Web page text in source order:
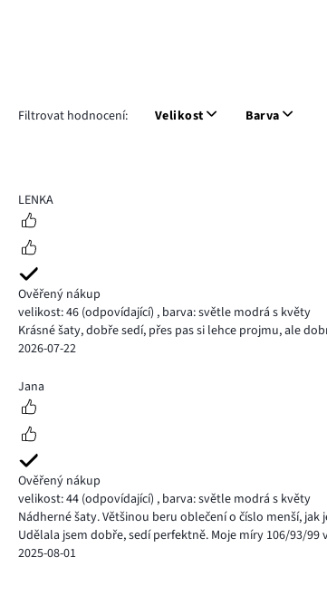
Filtrovat hodnocení: Velikost Barva
5LENKA
Ověřený nákup
velikost: 46 (odpovídající) , barva: světle modrá s květy
Krásné šaty, dobře sedí, přes pas si lehce projmu, ale
2026-07-22
5
Jana
Ověřený nákup
velikost: 44 (odpovídající) , barva: světle modrá s květy
Nádherné šaty. Většinou beru oblečení o číslo menší,
Udělala jsem dobře, sedí perfektně. Moje míry 106/93/99
2025-08-01